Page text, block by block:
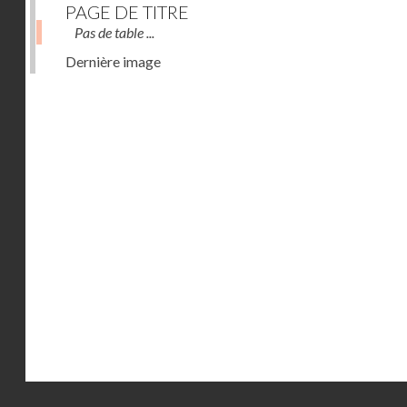
PAGE DE TITRE
Pas de table ...
Dernière image